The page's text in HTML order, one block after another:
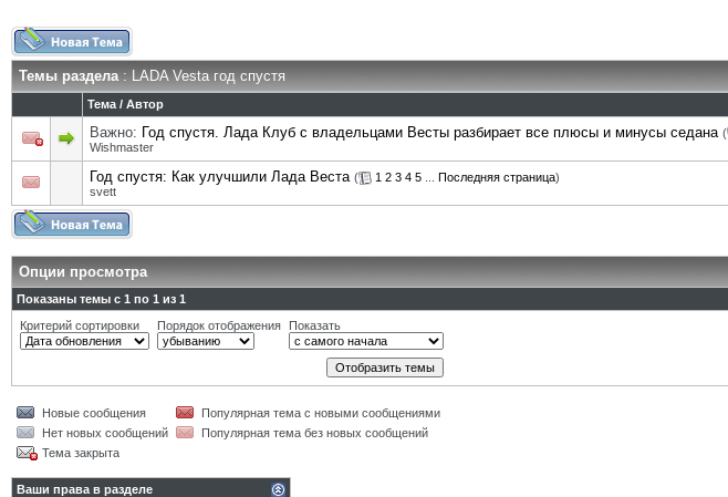
Темы раздела: LADA Vesta год спустя
Тема / Автор
Важно: Год спустя. Лада Клуб с владельцами Весты разбирает все плюсы и минусы седана (
Wishmaster
Год спустя: Как улучшили Лада Веста ( 1 2 3 4 5 Последняя страница)
svett
Опции просмотра
Показаны темы с 1 по 1 из 1
Критерий сортировки
Порядок отображения Показать
Новые сообщения
Популярная тема с новыми сообщениями
Нет новых сообщений
Популярная тема без новых сообщений
Тема закрыта
Ваши права в разделе